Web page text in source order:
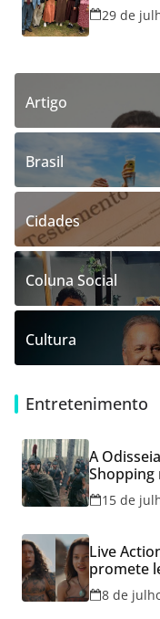
29 de
Artigo
Brasil
Cidades
Coluna Social
Cultura
Entretenimento
A
Shopping
15 de
Live
promete
Cineflix
8 de